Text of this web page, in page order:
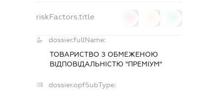
riskFactors.title
dossier.fullName:
ТОВАРИСТВО З ОБМЕЖЕНОЮ
ВІДПОВІДАЛЬНІСТЮ "ПРЕМІУМ"
dossier.opfSubType: